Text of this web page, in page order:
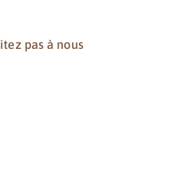
pas à nous